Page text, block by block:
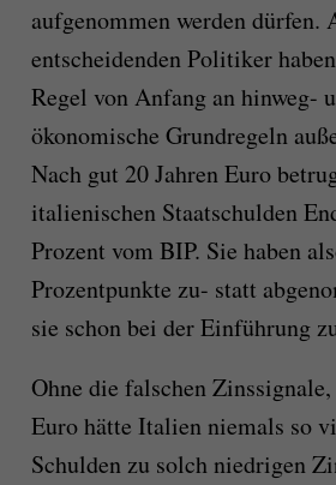
aufgenommen werden dürfen.
entscheidenden Politiker
Regel von Anfang an hinweg-
ökonomische Grundregeln
Nach gut 20 Jahren Euro
italienischen Staatschulden
Prozent vom BIP. Sie haben
Prozentpunkte zu- statt
sie schon bei der Einführung
Ohne die falschen
Euro hätte Italien niemals so
Schulden zu solch niedrigen